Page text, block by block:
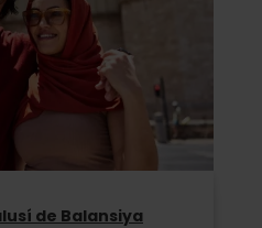
de Balansiya